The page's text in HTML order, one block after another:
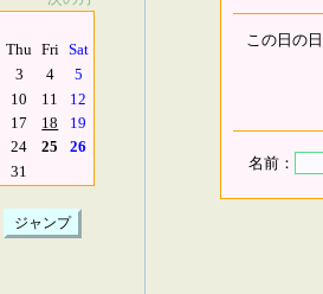
Thu Fri Sat
3 4
5
10 11
12
17 18
19
24 25
26
31
この日の
名前：